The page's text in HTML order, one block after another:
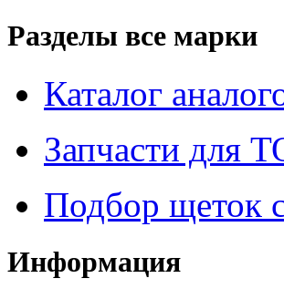
Разделы все марки
Каталог
Запчасти для
Подбор щеток
Информация